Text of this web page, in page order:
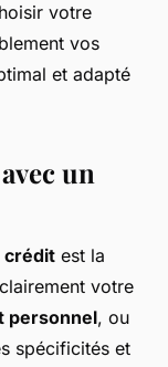
votre
vos
et adapté
un
crédit est la
votre
personnel, ou
spécificités et